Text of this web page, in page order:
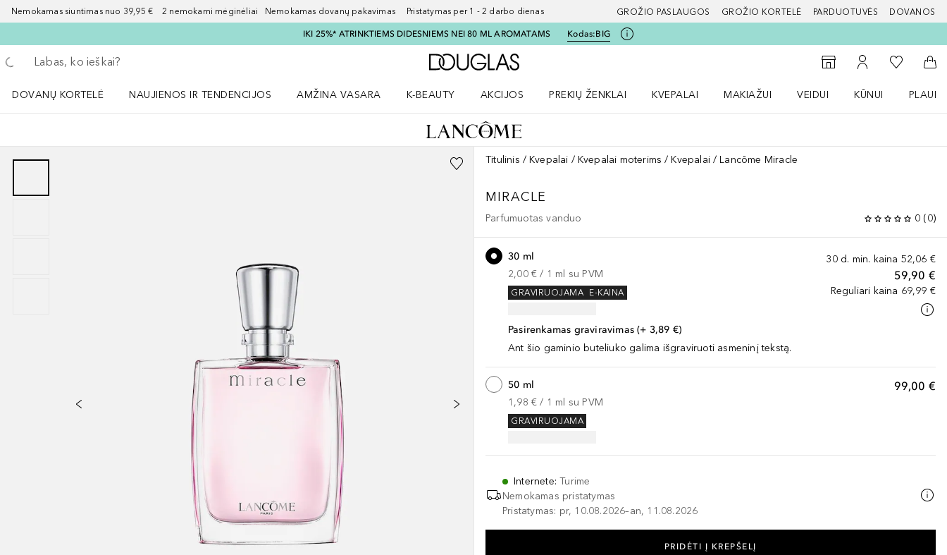
Nemokamas siuntimas nuo 39,95 € 2 nemokami mėginėliai Nemokamas dovanų pakavimas Pristatymas per 1 - 2 darbo dienas GROŽIO PASLAUGOS GROŽIO KORTELĖ PARDUOTUVĖS DOVANOS
IKI 25%* ATRINKTIEMS DIDESNIEMS NEI 80 ML AROMATAMS Kodas:BIG
Grįžk atgal
Vykdykite paiešką
Į Douglas pagrindinį puslapį
Į parduotuvių paiešką
Į mano paskyrą
Į mano
Į
DOVANŲ KORTELĖ
NAUJIENOS IR TENDENCIJOS
AMŽINA VASARA
K-BEAUTY
AKCIJOS
PREKIŲ ŽENKLAI
KVEPALAI
MAKIAŽUI
VEIDUI
KŪNUI
Titulinis Kvepalai Kvepalai moterims Kvepalai Lancôme Miracle
MIRACLE
Parfumuotas vanduo 0 (0)
30 d. min. kaina 52,06 €
59,90 €
Reguliari kaina 69,99 €
30 ml
2,00 € / 1 ml su PVM
E-KAINA
GRAVIRUOJAMA
Pasirenkamas graviravimas (+ 3,89 €)
Ant šio gaminio buteliuko galima išgraviruoti asmeninį tekstą.
99,00 €
50 ml
1,98 € / 1 ml su PVM
GRAVIRUOJAMA
Internete:Turime
Nemokamas pristatymas
Pristatymas: pr, 10.08.2026–an, 11.08.2026
PRIDĖTI Į KREPŠELĮ